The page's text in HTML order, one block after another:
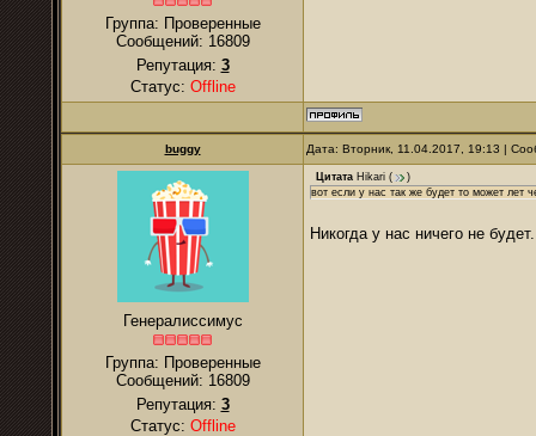
Группа: Проверенные
Сообщений: 16809
Репутация: 3
Статус: Offline
buggy Дата: Вторник, 11.04.2017, 19:13 |
Генералиссимус
Группа: Проверенные
Сообщений: 16809
Репутация: 3
Статус: Offline
Цитата Hikari (
)
вот если у нас так же будет то может лет
Никогда у нас ничего не